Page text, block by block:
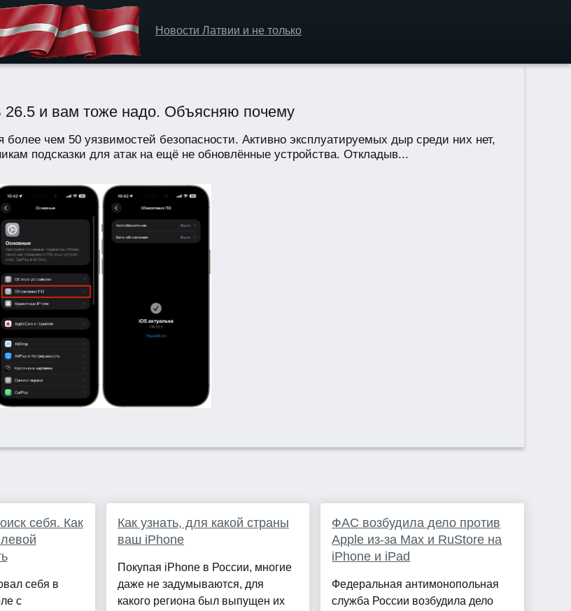
Новости Латвии и не только
и вам тоже надо. Объясняю почему
чем 50 уязвимостей безопасности. Активно эксплуатируемых дыр среди них нет,
подсказки для атак на ещё не обновлённые устройства. Откладыв...
себя. Как
себя в
с
Как узнать, для какой страны
ваш iPhone
Покупая iPhone в России, многие
даже не задумываются, для
какого региона был выпущен их
ФАС возбудила дело против
Apple из-за Max и RuStore на
iPhone и iPad
Федеральная антимонопольная
служба России возбудила дело